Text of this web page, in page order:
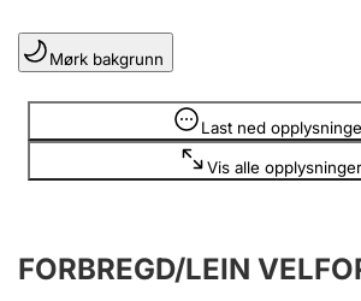
Lag og forening
Registrere, endre, slette
Årsregnskap
Mørk bakgrunn
Last ned
Vis alle opplysninger
Opplysninger er skjult
FORBREGD/LEIN